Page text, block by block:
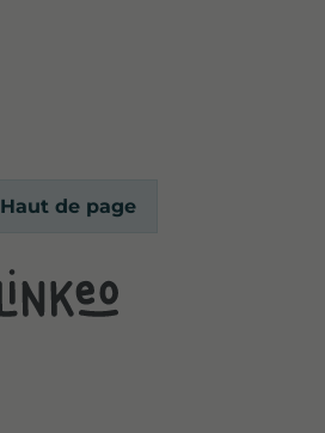
Haut de page